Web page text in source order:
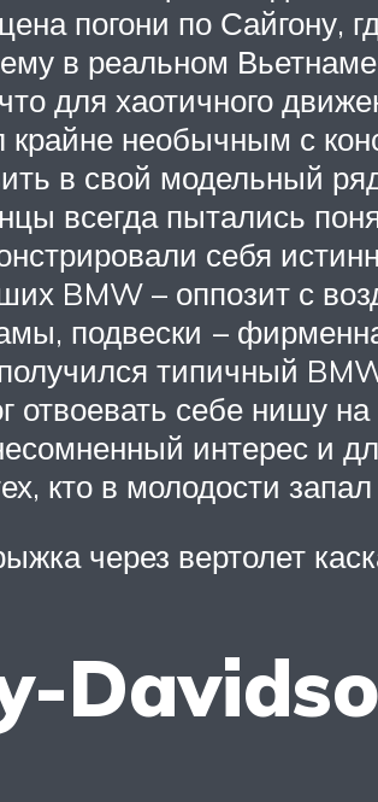
погони по Сайгону,
в реальном
для хаотичного
необычным с
в свой модельный
всегда пытались
себя
BMW – оппозит с
подвески –
типичный
отвоевать себе нишу
интерес и
кто в молодости
через вертолет